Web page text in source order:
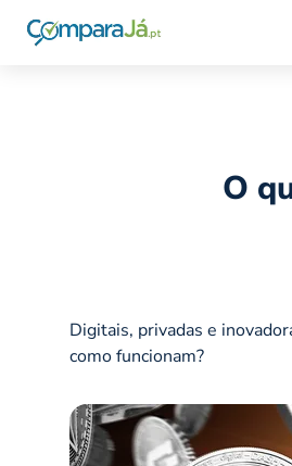
O
Digitais, privadas e
como funcionam?